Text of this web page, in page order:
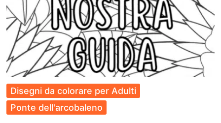
Disegni da colorare per Adulti
Ponte dell'arcobaleno